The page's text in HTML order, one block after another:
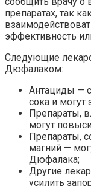
препаратах, так
эффективность
Следующие
Дюфалаком:
Антациды —
сока и
Препараты,
могут
Препараты,
магний —
Дюфалака;
Другие
усилить